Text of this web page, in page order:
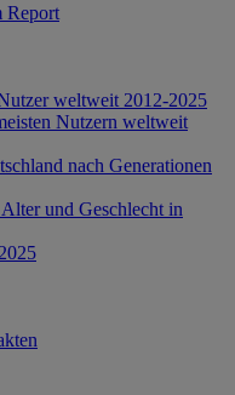
Report
weltweit 2012-2025
Nutzern weltweit
nach Generationen
und Geschlecht in